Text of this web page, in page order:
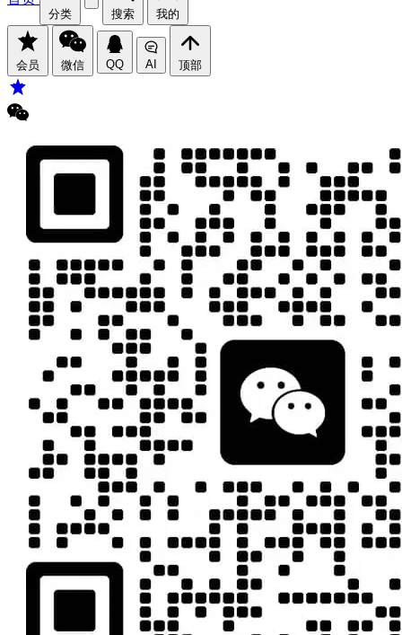
分类 搜索 我的
会员 微信 QQ AI 顶部